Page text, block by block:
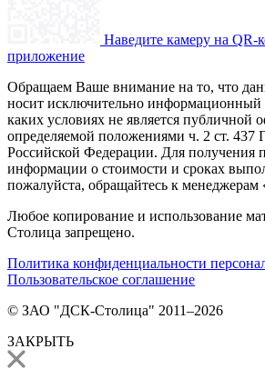
Наведите камеру на QR-
приложение
Обращаем Ваше внимание на то, что
носит исключительно информационный
каких условиях не является публичной
определяемой положениями ч. 2 ст. 437
Российской Федерации. Для получения
информации о стоимости и сроках
пожалуйста, обращайтесь к
Любое копирование и использование
Столица запрещено.
Политика конфиденциальности
Пользовательское соглашение
© ЗАО "ДСК-Столица" 2011–2026
ЗАКРЫТЬ